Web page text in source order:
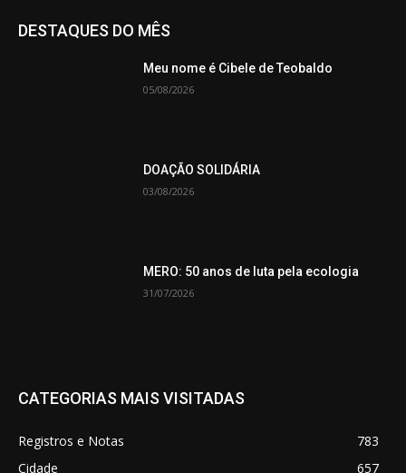
DESTAQUES DO MÊS
Meu nome é Cibele de Teobaldo
05/08/2026
DOAÇÃO SOLIDÁRIA
03/08/2026
MERO: 50 anos de luta pela ecologia
31/07/2026
CATEGORIAS MAIS VISITADAS
Registros e Notas
783
Cidade
657